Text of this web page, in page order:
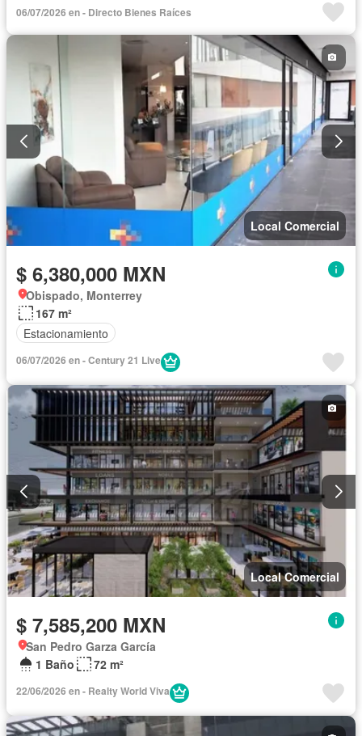
06/07/2026 en - Directo Bienes Raíces
Local Comercial
$ 6,380,000 MXN
Obispado, Monterrey
167 m²
Estacionamiento
06/07/2026 en - Century 21 Live
Local Comercial
$ 7,585,200 MXN
San Pedro Garza García
1 Baño
72 m²
22/06/2026 en - Realty World Viva